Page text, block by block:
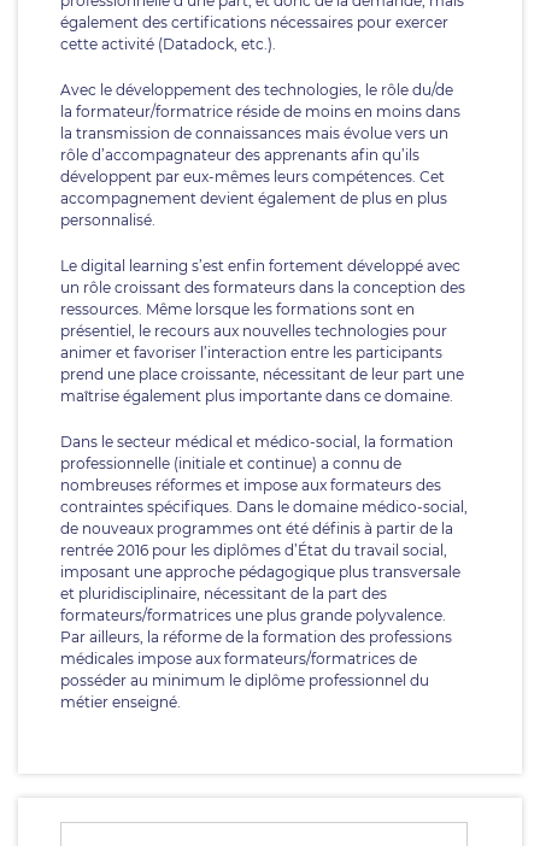
également des certifications nécessaires pour exercer
cette activité (Datadock, etc.).
Avec le développement des technologies, le rôle du/de
la formateur/formatrice réside de moins en moins dans
la transmission de connaissances mais évolue vers un
rôle d’accompagnateur des apprenants afin qu’ils
développent par eux-mêmes leurs compétences. Cet
accompagnement devient également de plus en plus
personnalisé.
Le digital learning s’est enfin fortement développé avec
un rôle croissant des formateurs dans la conception des
ressources. Même lorsque les formations sont en
présentiel, le recours aux nouvelles technologies pour
animer et favoriser l’interaction entre les participants
prend une place croissante, nécessitant de leur part une
maîtrise également plus importante dans ce domaine.
Dans le secteur médical et médico-social, la formation
professionnelle (initiale et continue) a connu de
nombreuses réformes et impose aux formateurs des
contraintes spécifiques. Dans le domaine médico-social,
de nouveaux programmes ont été définis à partir de la
rentrée 2016 pour les diplômes d’État du travail social,
imposant une approche pédagogique plus transversale
et pluridisciplinaire, nécessitant de la part des
formateurs/formatrices une plus grande polyvalence.
Par ailleurs, la réforme de la formation des professions
médicales impose aux formateurs/formatrices de
posséder au minimum le diplôme professionnel du
métier enseigné.